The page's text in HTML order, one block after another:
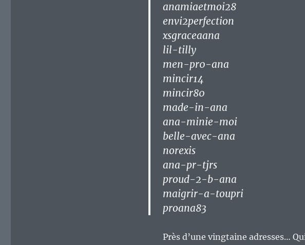
anamiaetmoi28
envi2perfection
xsgraceaana
lil-tilly
men-pr0-ana
mincir14
mincir80
made-in-ana
ana-minie-moi
belle-avec-ana
norexis
ana-pr-tjrs
proud-2-b-ana
maigrir-a-toupri
proana83
Près d’une vingtaine adresses…